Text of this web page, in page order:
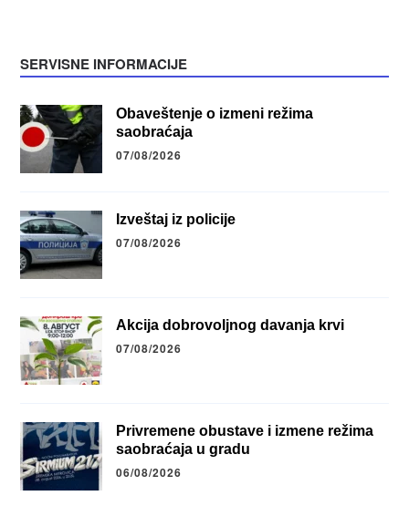
SERVISNE INFORMACIJE
Obaveštenje o izmeni režima
saobraćaja
07/08/2026
Izveštaj iz policije
07/08/2026
Akcija dobrovoljnog davanja krvi
07/08/2026
Privremene obustave i izmene režima
saobraćaja u gradu
06/08/2026